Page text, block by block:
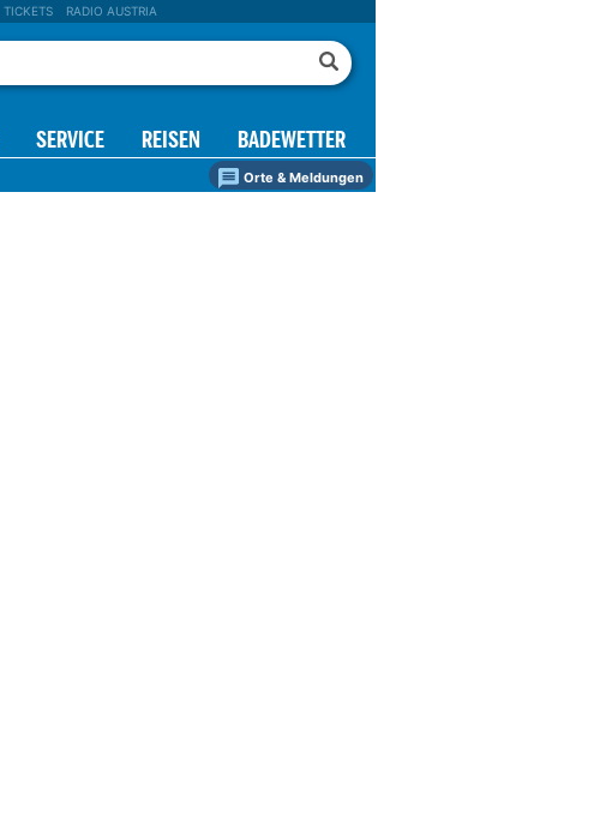
TICKETS RADIO AUSTRIA
SERVICE REISEN BADEWETTER
Orte & Meldungen